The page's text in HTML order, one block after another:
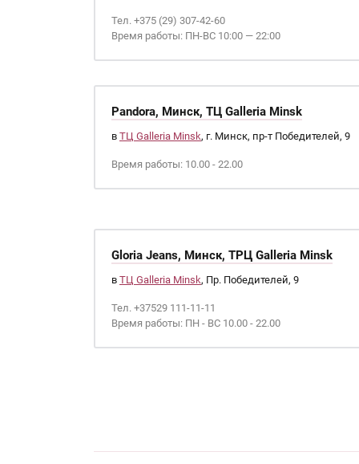
Тел. +375 (29) 307-42-60
Время работы: ПН-ВС 10:00 — 22:00
Pandora, Минск, ТЦ Galleria Minsk
в ТЦ Galleria Minsk, г. Минск, пр-т Победителей, 9
Время работы: 10.00 - 22.00
Gloria Jeans, Минск, ТРЦ Galleria Minsk
в ТЦ Galleria Minsk, Пр. Победителей, 9
Тел. +37529 111-11-11
Время работы: ПН - ВС 10.00 - 22.00